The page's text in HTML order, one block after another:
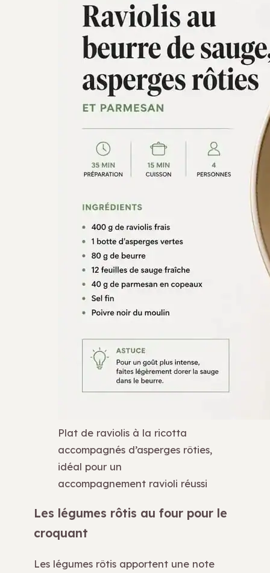
Plat de raviolis à la ricotta
accompagnés d’asperges rôties,
idéal pour un
accompagnement ravioli réussi
Les légumes rôtis au four pour le
croquant
Les légumes rôtis apportent une note